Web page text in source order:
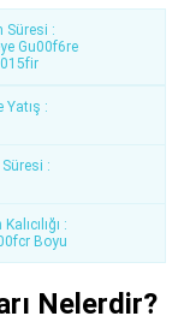
Süresi :
Gu00f6re
Yatış :
:
:
Boyu
Nelerdir?